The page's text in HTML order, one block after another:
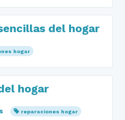
del hogar
hogar
hogar
reparaciones hogar